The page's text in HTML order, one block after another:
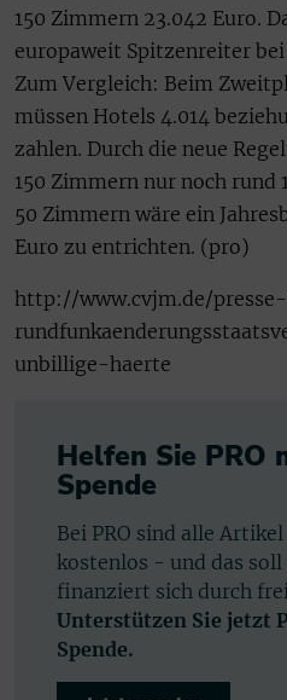
150 Zimmern 23.042 Euro.
europaweit Spitzenreiter
Zum Vergleich: Beim
müssen Hotels 4.014
zahlen. Durch die neue
150 Zimmern nur noch rund
50 Zimmern wäre ein
Euro zu entrichten. (pro)
http://www.cvjm.de/
unbillige-haerte
Helfen Sie PRO
Spende
Bei PRO sind alle
kostenlos - und das soll
finanziert sich durch
Unterstützen Sie jetzt
Spende.